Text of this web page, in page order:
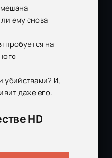
ему снова
пробуется на
убийствами? И,
даже его.
HD